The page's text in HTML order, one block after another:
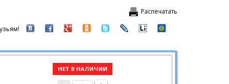
Распечатать
НЕТ В НАЛИЧИИ